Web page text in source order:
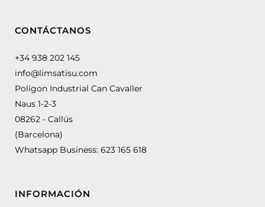
CONTÁCTANOS
+34 938 202 145
info@limsatisu.com
Polígon Industrial Can Cavaller
Naus 1-2-3
08262 - Callús
(Barcelona)
Whatsapp Business: 623 165 618
INFORMACIÓN